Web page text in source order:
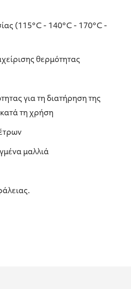
(115°C - 140°C - 170°C -
θερμότητας
για τη διατήρηση της
τη χρήση
μαλλιά